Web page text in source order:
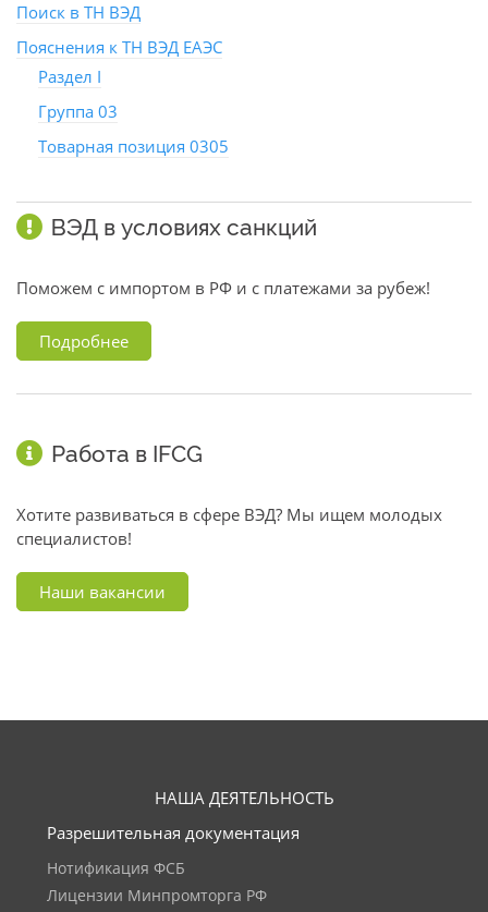
Поиск в ТН ВЭД
Пояснения к ТН ВЭД ЕАЭС
Раздел I
Группа 03
Товарная позиция 0305
ВЭД в условиях санкций
Поможем с импортом в РФ и с платежами за рубеж!
Подробнее
Работа в IFCG
Хотите развиваться в сфере ВЭД? Мы ищем молодых
специалистов!
Наши вакансии
НАША ДЕЯТЕЛЬНОСТЬ
Разрешительная документация
Нотификация ФСБ
Лицензии Минпромторга РФ